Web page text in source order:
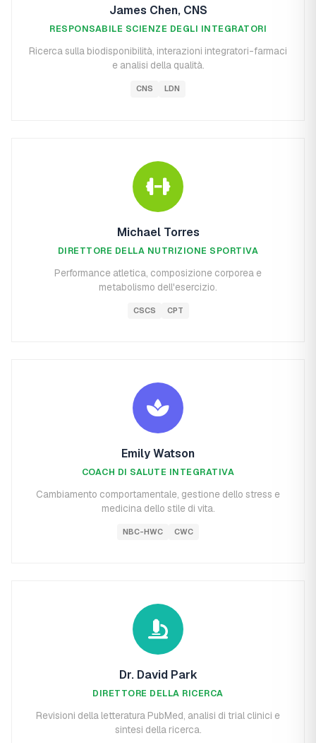
James Chen, CNS
RESPONSABILE SCIENZE DEGLI INTEGRATORI
Ricerca sulla biodisponibilità, interazioni integratori-farmaci
e analisi della qualità.
CNS LDN
Michael Torres
DIRETTORE DELLA NUTRIZIONE SPORTIVA
Performance atletica, composizione corporea e
metabolismo dell'esercizio.
CSCS CPT
Emily Watson
COACH DI SALUTE INTEGRATIVA
Cambiamento comportamentale, gestione dello stress e
medicina dello stile di vita.
NBC-HWC CWC
Dr. David Park
DIRETTORE DELLA RICERCA
Revisioni della letteratura PubMed, analisi di trial clinici e
sintesi della ricerca.